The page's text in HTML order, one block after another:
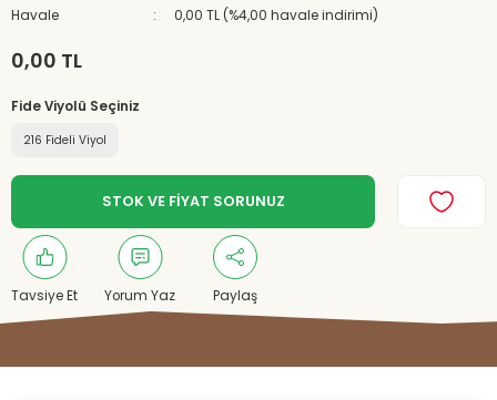
Havale
0,00 TL (%4,00 havale indirimi)
0,00 TL
Fide Viyolü Seçiniz
216 Fideli Viyol
STOK VE FİYAT SORUNUZ
Tavsiye Et Yorum Yaz Paylaş